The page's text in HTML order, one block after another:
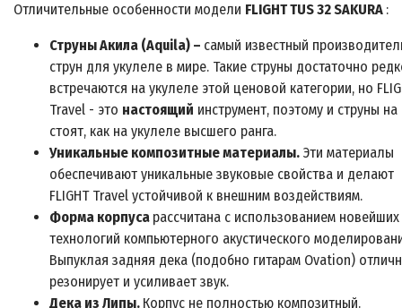
Отличительные особенности модели FLIGHT TUS 32SAKURA :
Струны Акила (Aquila) – самый известный
струн для укулеле в мире. Такие струны достаточно
встречаются на укулеле этой ценовой категории, но
Travel - это настоящий инструмент, поэтому и струны
стоят, как на укулеле высшего ранга.
Уникальные композитные материалы. Эти материалы
обеспечивают уникальные звуковые свойства и делают
FLIGHT Travel устойчивой к внешним воздействиям.
Форма корпуса рассчитана с использованием новейших
технологий компьютерного акустического
Выпуклая задняя дека (подобно гитарам Ovation)
резонирует и усиливает звук.
Дека из Липы. Корпус не полностью композитный.